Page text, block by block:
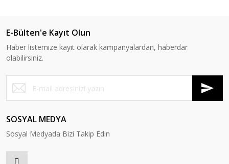
E-Bülten'e Kayıt Olun
Haber listemize kayıt olarak kampanyalardan, haberdar
olabilirsiniz.
SOSYAL MEDYA
Sosyal Medyada Bizi Takip Edin